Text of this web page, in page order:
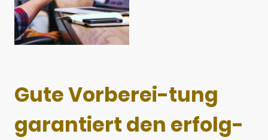
Gute Vorberei-tung
garantiert den erfolg-